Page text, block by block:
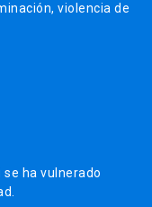
violencia de
ha vulnerado